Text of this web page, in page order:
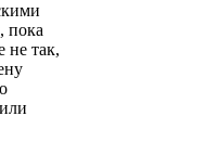
пока
не так,